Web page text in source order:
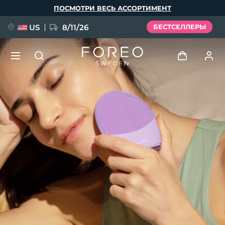
ПОСМОТРИ ВЕСЬ АССОРТИМЕНТ
US 8/11/26 БЕСТСЕЛЛЕРЫ
Профиль пользователя
Мои приборы
Мои заказы
Мои адреса
Мои подписки
НОВИНКА
FAQ™ Pure Beauty-Tech Elixir
BREAKING NEWS
issa™ Teeth Whitening Set
Язык
English Deutsch
Español
Français
Italiano
Português
Svenska
Русский
Türkçe
简体中文 繁體中文